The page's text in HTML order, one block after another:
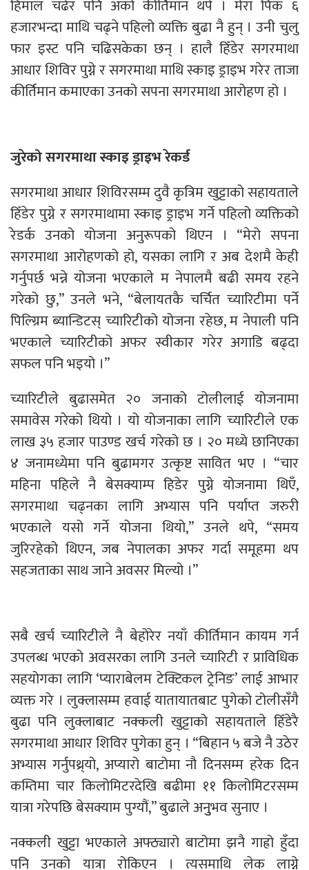
हिमाल चढेर पनि अर्को कीर्तिमान थपे । मेरा पिक ६
हजारभन्दा माथि चढ्ने पहिलो व्यक्ति बुढा नै हुन् । उनी चुलु
फार इस्ट पनि चढिसकेका छन् । हालै हिँडेर सगरमाथा
आधार शिविर पुग्ने र सगरमाथा माथि स्काइ ड्राइभ गरेर ताजा
कीर्तिमान कमाएका उनको सपना सगरमाथा आरोहण हो ।
जुरेको सगरमाथा स्काइ ड्राइभ रेकर्ड
सगरमाथा आधार शिविरसम्म दुवै कृत्रिम खुट्टाको सहायताले
हिँडेर पुग्ने र सगरमाथामा स्काइ ड्राइभ गर्ने पहिलो व्यक्तिको
रेडर्क उनको योजना अनुरूपको थिएन । “मेरो सपना
सगरमाथा आरोहणको हो, यसका लागि र अब देशमै केही
गर्नुपर्छ भन्ने योजना भएकाले म नेपालमै बढी समय रहने
गरेको छु,” उनले भने, “बेलायतकै चर्चित च्यारिटीमा पर्ने
पिल्ग्रिम ब्यान्डिटस् च्यारिटीको योजना रहेछ, म नेपाली पनि
भएकाले च्यारिटीको अफर स्वीकार गरेर अगाडि बढ्दा
सफल पनि भइयो ।”
च्यारिटीले बुढासमेत २० जनाको टोलीलाई योजनामा
समावेस गरेको थियो । यो योजनाका लागि च्यारिटीले एक
लाख ३५ हजार पाउण्ड खर्च गरेको छ । २० मध्ये छानिएका
४ जनामध्येमा पनि बुढामगर उत्कृष्ट सावित भए । “चार
महिना पहिले नै बेसक्याम्प हिडेर पुग्ने योजनामा थिएँ,
सगरमाथा चढ्नका लागि अभ्यास पनि पर्याप्त जरुरी
भएकाले यसो गर्ने योजना थियो,” उनले थपे, “समय
जुरिरहेको थिएन, जब नेपालका अफर गर्दा समूहमा थप
सहजताका साथ जाने अवसर मिल्यो ।”
सबै खर्च च्यारिटीले नै बेहोरेर नयाँ कीर्तिमान कायम गर्न
उपलब्ध भएको अवसरका लागि उनले च्यारिटी र प्राविधिक
सहयोगका लागि ‘प्याराबेलम टेक्टिकल ट्रेनिङ’ लाई आभार
व्यक्त गरे । लुक्लासम्म हवाई यातायातबाट पुगेको टोलीसँगै
बुढा पनि लुक्लाबाट नक्कली खुट्टाको सहायताले हिँडेरै
सगरमाथा आधार शिविर पुगेका हुन् । “बिहान ५ बजे नै उठेर
अभ्यास गर्नुपथ्र्यो, अप्यारो बाटोमा नौ दिनसम्म हरेक दिन
कम्तिमा चार किलोमिटरदेखि बढीमा ११ किलोमिटरसम्म
यात्रा गरेपछि बेसक्याम पुग्यौं,” बुढाले अनुुभव सुनाए ।
नक्कली खुट्टा भएकाले अफ्ठ्यारो बाटोमा झनै गाह्रो हुँदा
पनि उनको यात्रा रोकिएन । त्यसमाथि लेक लाग्ने